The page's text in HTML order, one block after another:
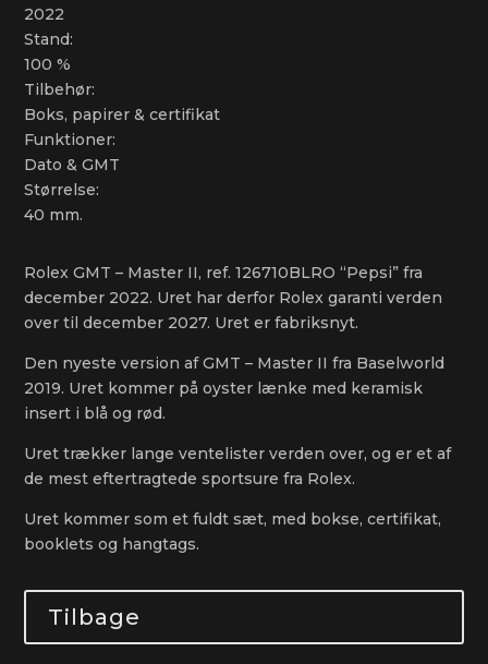
2022
Stand:
100 %
Tilbehør:
Boks, papirer & certifikat
Funktioner:
Dato & GMT
Størrelse:
40 mm.
Rolex GMT – Master II, ref. 126710BLRO “Pepsi” fra
december 2022. Uret har derfor Rolex garanti verden
over til december 2027. Uret er fabriksnyt.
Den nyeste version af GMT – Master II fra Baselworld
2019. Uret kommer på oyster lænke med keramisk
insert i blå og rød.
Uret trækker lange ventelister verden over, og er et af
de mest eftertragtede sportsure fra Rolex.
Uret kommer som et fuldt sæt, med bokse, certifikat,
booklets og hangtags.
Tilbage